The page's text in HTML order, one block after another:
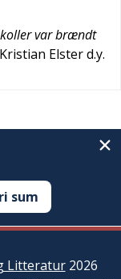
var brændt
Kristian Elster d.y.
sum
Litteratur2026